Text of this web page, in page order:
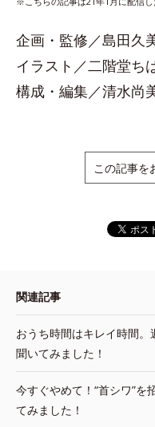
企画・監修／島田久
イラスト／二階堂ち
構成・編集／清水尚
この記事を
関連記事
おうち時間はキレイ時間
聞いてみました！
今すぐやめて！“首シワ”
てみました！